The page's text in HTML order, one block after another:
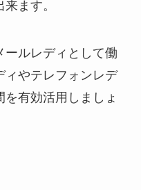
ます。
ールレディとして働
ィやテレフォンレデ
有効活用しましょ